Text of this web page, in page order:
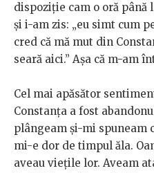
dispoziție cam o oră până
și i-am zis: „eu simt cum
cred că mă mut din
seară aici.” Așa că m-am
Cel mai apăsător
Constanța a fost
plângeam și-mi spuneam
mi-e dor de timpul ăla.
aveau viețile lor. Aveam